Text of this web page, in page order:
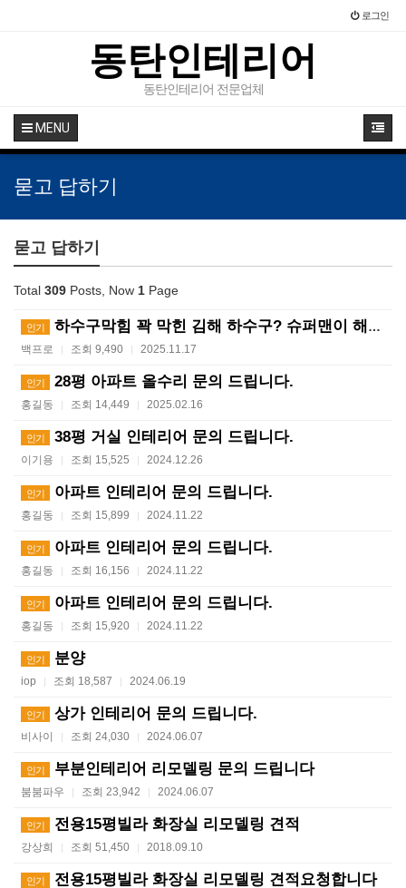
로그인
동탄인테리어
동탄인테리어 전문업체
MENU
묻고 답하기
묻고 답하기
Total 309 Posts, Now 1 Page
인기 하수구막힘 꽉 막힌 김해 하수구? 슈퍼맨이 해결사! ?…
백프로 | 조회 9,490 | 2025.11.17
인기 28평 아파트 올수리 문의 드립니다.
홍길동 | 조회 14,449 | 2025.02.16
인기 38평 거실 인테리어 문의 드립니다.
이기용 | 조회 15,525 | 2024.12.26
인기 아파트 인테리어 문의 드립니다.
홍길동 | 조회 15,899 | 2024.11.22
인기 아파트 인테리어 문의 드립니다.
홍길동 | 조회 16,156 | 2024.11.22
인기 아파트 인테리어 문의 드립니다.
홍길동 | 조회 15,920 | 2024.11.22
인기 분양
iop | 조회 18,587 | 2024.06.19
인기 상가 인테리어 문의 드립니다.
비사이 | 조회 24,030 | 2024.06.07
인기 부분인테리어 리모델링 문의 드립니다
붐붐파우 | 조회 23,942 | 2024.06.07
인기 전용15평빌라 화장실 리모델링 견적
강상희 | 조회 51,450 | 2018.09.10
인기 전용15평빌라 화장실 리모델링 견적요청합니다